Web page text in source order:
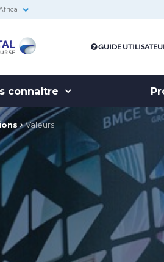
Bourse
GUIDE
connaitre
Valeurs